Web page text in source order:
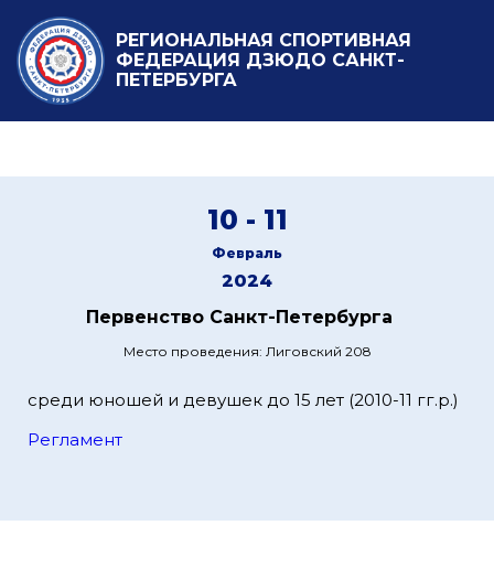
РЕГИОНАЛЬНАЯ СПОРТИВНАЯ
ФЕДЕРАЦИЯ ДЗЮДО САНКТ-
ПЕТЕРБУРГА
10 - 11
Февраль
2024
Первенство Санкт-Петербурга
Место проведения: Лиговский 208
среди юношей и девушек до 15 лет (2010-11 гг.р.)
Регламент